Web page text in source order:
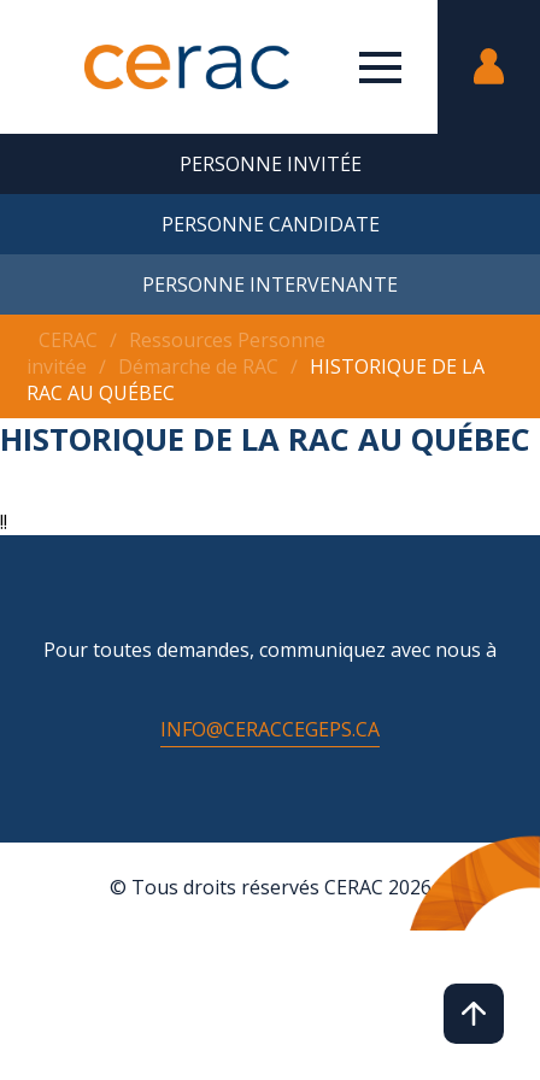
PERSONNE INVITÉE
PERSONNE CANDIDATE
PERSONNE INTERVENANTE
CERAC ∕ Ressources Personne
invitée ∕ Démarche de RAC ∕ HISTORIQUE DE LA
RAC AU QUÉBEC
HISTORIQUE DE LA RAC AU QUÉBEC
!!
Pour toutes demandes, communiquez avec nous à
INFO@CERACCEGEPS.CA
© Tous droits réservés CERAC 2026